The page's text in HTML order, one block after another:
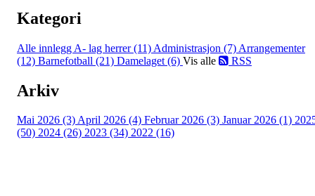
Kategori
Alle innlegg A- lag herrer (11) Administrasjon (7) Arrangementer
(12) Barnefotball (21) Damelaget (6) Vis alle RSS
Arkiv
Mai 2026 (3)April 2026 (4) Februar 2026 (3) Januar 2026 (1)
(50) 2024 (26) 2023 (34) 2022 (16)